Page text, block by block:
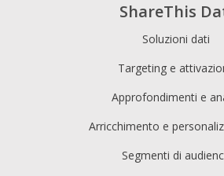
ShareThis
Soluzioni dati
Targeting e
Approfondimenti e
Arricchimento e
Segmenti di